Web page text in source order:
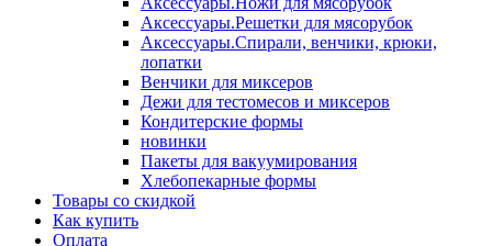
Аксессуары.Решетки для мясорубок
Аксессуары.Спирали, венчики, крюки,
лопатки
Венчики для миксеров
Дежи для тестомесов и миксеров
Кондитерские формы
новинки
Пакеты для вакуумирования
Хлебопекарные формы
Товары со скидкой
Как купить
Оплата